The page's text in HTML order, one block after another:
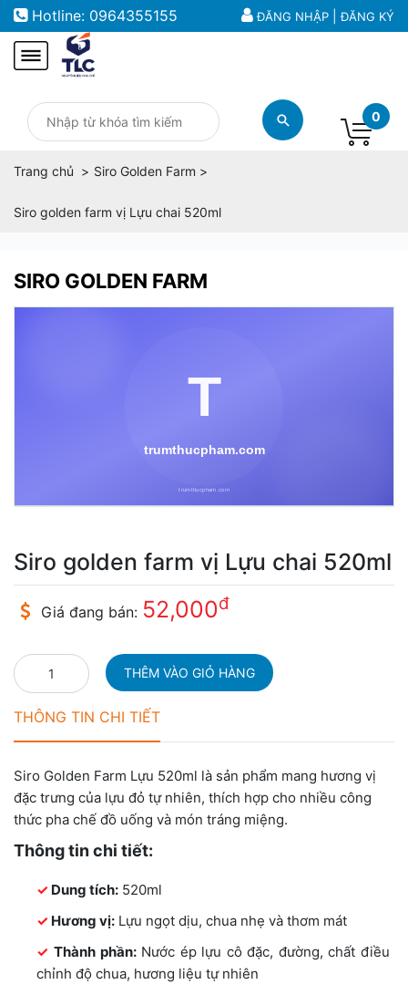
ĐĂNG NHẬP |ĐĂNG KÝ
Hotline: 0964355155
0
Trang chủ Siro Golden Farm
Siro golden farm vị Lựu chai 520ml
SIRO GOLDEN FARM
Siro golden farm vị Lựu chai 520ml
Giá đang bán: 52,000đ
THÔNG TIN CHI TIẾT
Siro Golden Farm Lựu 520ml là sản phẩm mang hương vị
đặc trưng của lựu đỏ tự nhiên, thích hợp cho nhiều công
thức pha chế đồ uống và món tráng miệng.
Thông tin chi tiết:
Dung tích: 520ml
Hương vị: Lựu ngọt dịu, chua nhẹ và thơm mát
Thành phần:Nước ép lựu cô đặc, đường, chất điều
chỉnh độ chua, hương liệu tự nhiên